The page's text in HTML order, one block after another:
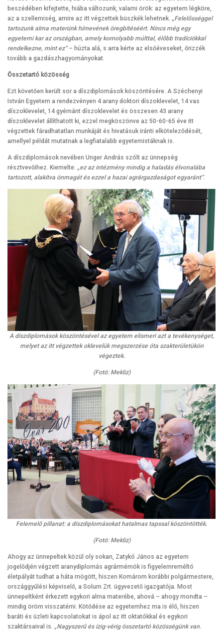
beszédében kifejtette, hiába változunk, valami örök: az egyetem légköre,
az a szellemiség, amire az itt végzettek büszkék lehetnek. „Felelősséggel
tartozunk alma materünk hírnevének öregbítéséért. Nincs még egy
egyetemi kar az országban, amely komolyabb múlttal, élőbb tradíciókkal
rendelkezne, mint ez”– húzta alá, s arra kérte az elsőéveseket, őrizzék
tovább a gazdászhagyományokat.
Összetartó közösség
Ezt követően került sor a díszdiplomások köszöntésére. A Széchenyi
István Egyetem a rendezvényen 4 arany doktori díszoklevelet, 14 vas
díszoklevelet, 14 gyémánt díszoklevelet és összesen 43 arany
díszoklevelet állíthatott ki, ezzel megköszönve az 50-60-65 éve itt
végzettek fáradhatatlan munkáját és hivatásuk iránti elköteleződését,
amellyel példát mutatnak a legfiatalabb egyetemistáknak is.
A díszdiplomások nevében Unger András szólt az ünnepség
résztvevőihez. Kiemelte: „ez az intézmény mindig a haladás élvonalába
tartozott, alakítva önmagát és ezzel a hazai agrárgazdaságot egyaránt”.
A díszdiplomások köszöntésével az egyetem elismeri azt a tevékenységet,
melyet az itt végzettek oklevelük megszerzése óta szakterületükön
végeztek.
(Fotó: Mekliz)
Felemelő pillanat: a díszdiplomásokat hatalmas tapssal köszöntötték.
(Fotó: Mekliz)
Ahogy az ünnepeltek közül oly sokan, Zatykó János az egyetem
jogelődjén végzett aranydiplomás agrármérnök is figyelemreméltó
életpályát tudhat a háta mögött, hiszen Komárom korábbi polgármestere,
országgyűlési képviselő, a Solum Zrt. ügyvezető igazgatója. Most
ünnepeltként érkezett egykori alma materébe, ahová – ahogy mondta –
mindig öröm visszatérni. Kötődése az egyetemhez ma is élő, hiszen
baráti és üzleti kapcsolatokat is ápol az itt oktatókkal és egykori
szaktársaival is. „Nagyszerű és ízig-vérig összetartó közösségünk van.